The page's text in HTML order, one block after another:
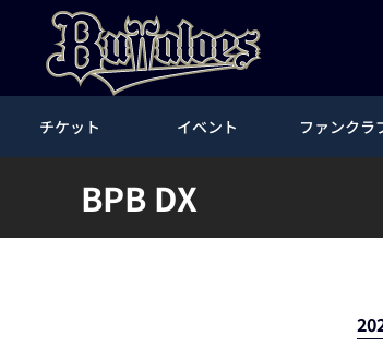
チケット イベント ファンクラ
BPB DX